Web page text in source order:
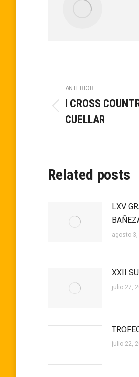
entre
ANTERIOR
anterior:
I CROSS
CUELLAR
Related posts
LXV
agosto 3,
XXII
julio 27,
julio 22,